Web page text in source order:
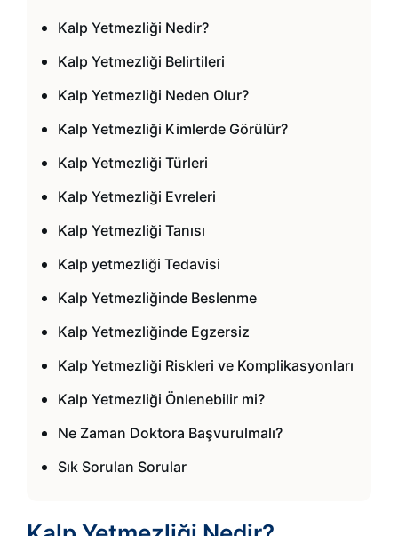
Kalp Yetmezliği Nedir?
Kalp Yetmezliği Belirtileri
Kalp Yetmezliği Neden Olur?
Kalp Yetmezliği Kimlerde Görülür?
Kalp Yetmezliği Türleri
Kalp Yetmezliği Evreleri
Kalp Yetmezliği Tanısı
Kalp yetmezliği Tedavisi
Kalp Yetmezliğinde Beslenme
Kalp Yetmezliğinde Egzersiz
Kalp Yetmezliği Riskleri ve Komplikasyonları
Kalp Yetmezliği Önlenebilir mi?
Ne Zaman Doktora Başvurulmalı?
Sık Sorulan Sorular